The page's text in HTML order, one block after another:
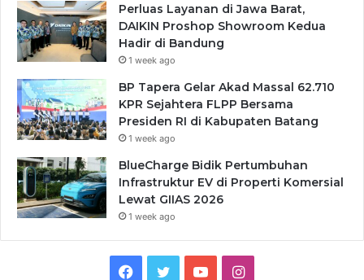
Perluas Layanan di Jawa Barat,
DAIKIN Proshop Showroom Kedua
Hadir di Bandung
1 week ago
BP Tapera Gelar Akad Massal 62.710
KPR Sejahtera FLPP Bersama
Presiden RI di Kabupaten Batang
1 week ago
BlueCharge Bidik Pertumbuhan
Infrastruktur EV di Properti Komersial
Lewat GIIAS 2026
1 week ago
Facebook
TwitterYouTubeInstagram